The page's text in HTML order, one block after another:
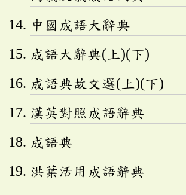
中國成語大辭典
成語大辭典(上)(下)
成語典故文選(上)(下)
漢英對照成語辭典
成語典
洪葉活用成語辭典